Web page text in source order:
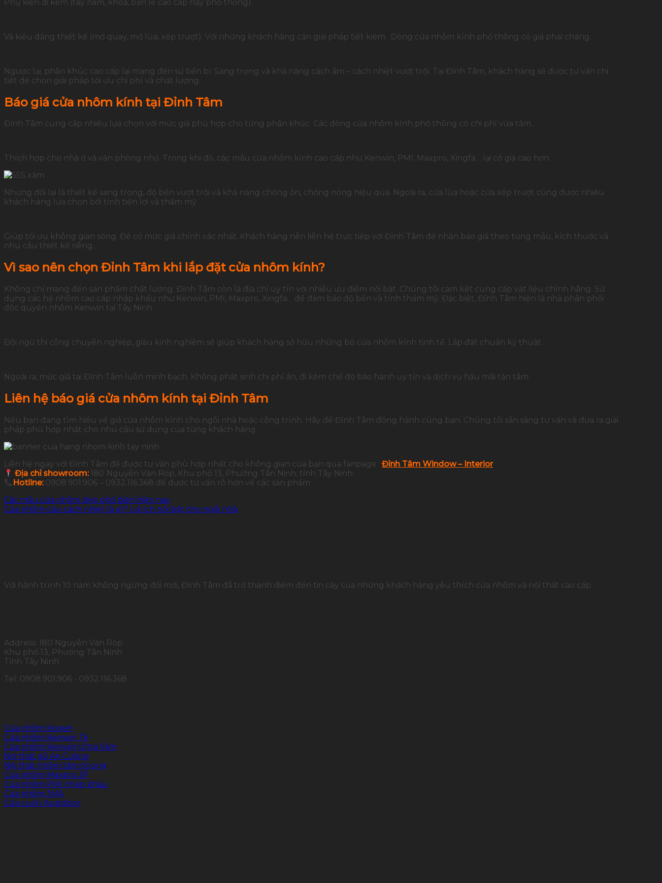
Phụ kiện đi kèm (tay nắm, khóa, bản lề cao cấp hay phổ thông).
Và kiểu dáng thiết kế (mở quay, mở lùa, xếp trượt). Với những khách hàng cần giải pháp tiết kiệm. Dòng cửa nhôm kính phổ thông có giá phải chăng.
Ngược lại, phân khúc cao cấp lại mang đến sự bền bỉ. Sang trọng và khả năng cách âm – cách nhiệt vượt trội. Tại Đỉnh Tâm, khách hàng sẽ được tư vấn chi
tiết để chọn giải pháp tối ưu chi phí và chất lượng.
Báo giá cửa nhôm kính tại Đỉnh Tâm
Đỉnh Tâm cung cấp nhiều lựa chọn với mức giá phù hợp cho từng phân khúc. Các dòng cửa nhôm kính phổ thông có chi phí vừa tầm.
Thích hợp cho nhà ở và văn phòng nhỏ. Trong khi đó, các mẫu cửa nhôm kính cao cấp như Kenwin, PMI, Maxpro, Xingfa… lại có giá cao hơn.
Nhưng đổi lại là thiết kế sang trọng, độ bền vượt trội và khả năng chống ồn, chống nóng hiệu quả. Ngoài ra, cửa lùa hoặc cửa xếp trượt cũng được nhiều
khách hàng lựa chọn bởi tính tiện lợi và thẩm mỹ.
Giúp tối ưu không gian sống. Để có mức giá chính xác nhất. Khách hàng nên liên hệ trực tiếp với Đỉnh Tâm để nhận báo giá theo từng mẫu, kích thước và
nhu cầu thiết kế riêng.
Vì sao nên chọn Đỉnh Tâm khi lắp đặt cửa nhôm kính?
Không chỉ mang đến sản phẩm chất lượng. Đỉnh Tâm còn là địa chỉ uy tín với nhiều ưu điểm nổi bật. Chúng tôi cam kết cung cấp vật liệu chính hãng. Sử
dụng các hệ nhôm cao cấp nhập khẩu như Kenwin, PMI, Maxpro, Xingfa… để đảm bảo độ bền và tính thẩm mỹ. Đặc biệt, Đỉnh Tâm hiện là nhà phân phối
độc quyền nhôm Kenwin tại Tây Ninh.
Đội ngũ thi công chuyên nghiệp, giàu kinh nghiệm sẽ giúp khách hàng sở hữu những bộ cửa nhôm kính tinh tế. Lắp đặt chuẩn kỹ thuật.
Ngoài ra, mức giá tại Đỉnh Tâm luôn minh bạch. Không phát sinh chi phí ẩn, đi kèm chế độ bảo hành uy tín và dịch vụ hậu mãi tận tâm.
Liên hệ báo giá cửa nhôm kính tại Đỉnh Tâm
Nếu bạn đang tìm hiểu về giá cửa nhôm kính cho ngôi nhà hoặc công trình. Hãy để Đỉnh Tâm đồng hành cùng bạn. Chúng tôi sẵn sàng tư vấn và đưa ra giải
pháp phù hợp nhất cho nhu cầu sử dụng của từng khách hàng.
Liên hệ ngay với Đỉnh Tâm để được tư vấn phù hợp nhất cho không gian của bạn qua fanpage : Đỉnh Tâm Window – Interior
Địa chỉ showroom:180 Nguyễn Văn Rốp, Khu phố 13, Phường Tân Ninh, tỉnh Tây Ninh.
Hotline: 0908.901.906 – 0932.116.368 để được tư vấn rõ hơn về các sản phẩm
Các mẫu cửa nhôm đẹp phổ biến hiện nay
Cửa nhôm cầu cách nhiệt là gì? Lợi ích nổi bật cho ngôi nhà
Với hành trình 10 năm không ngừng đổi mới, Đỉnh Tâm đã trở thành điểm đến tin cậy của những khách hàng yêu thích cửa nhôm và nội thất cao cấp.
Address: 180 Nguyễn Văn Rốp
Khu phố 13, Phường Tân Ninh
Tỉnh Tây Ninh
Tel: 0908.901.906 - 0932.116.368
Cửa nhôm Kogen
Cửa nhôm Kenwin T6
Cửa nhôm Kenwin Ultra Slim
Nội thất gỗ An Cường
Nội thất nhôm tấm tổ ong
Cửa nhôm Maxpro.JP
Cửa nhôm PMI nhập khẩu
Cửa nhôm JMA
Cửa cuốn Austdoor